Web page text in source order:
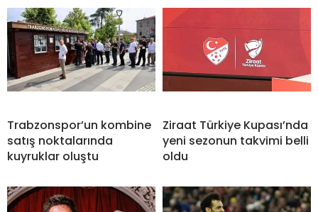
Trabzonspor’un kombine
satış noktalarında
kuyruklar oluştu
Ziraat Türkiye Kupası’nda
yeni sezonun takvimi belli
oldu